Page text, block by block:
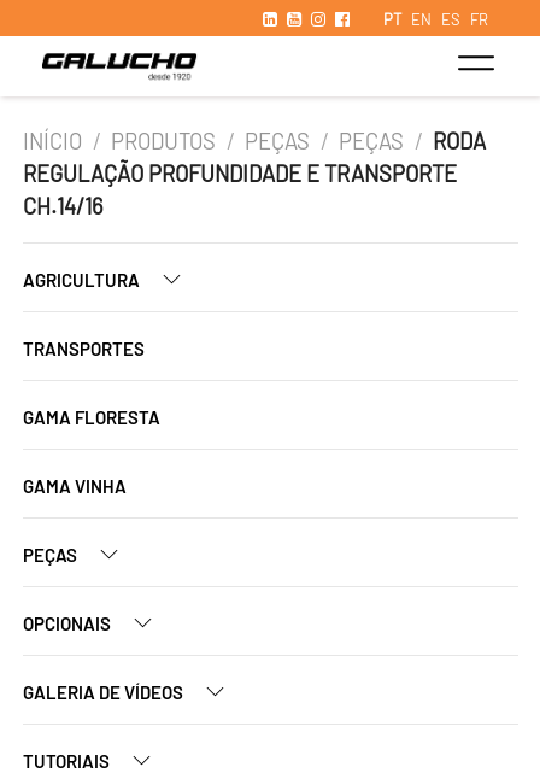
PT EN ES FR
INÍCIO / PRODUTOS / PEÇAS / PEÇAS / RODA
REGULAÇÃO PROFUNDIDADE E TRANSPORTE
CH.14/16
AGRICULTURA
TRANSPORTES
GAMA FLORESTA
GAMA VINHA
PEÇAS
OPCIONAIS
GALERIA DE VÍDEOS
TUTORIAIS